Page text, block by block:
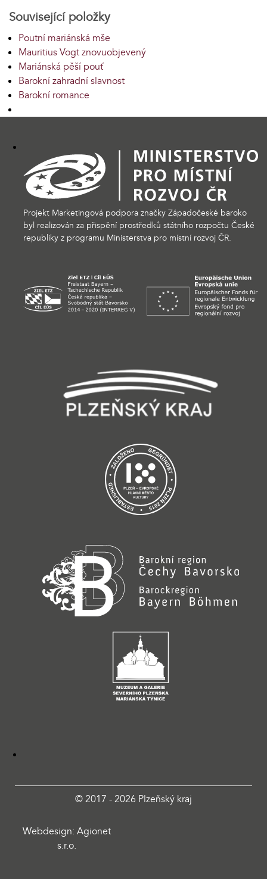
Související položky
Poutní mariánská mše
Mauritius Vogt znovuobjevený
Mariánská pěší pouť
Barokní zahradní slavnost
Barokní romance
Projekt Marketingová podpora značky Západočeské baroko
byl realizován za přispění prostředků státního rozpočtu České
republiky z programu Ministerstva pro místní rozvoj ČR.
© 2017 - 2026 Plzeňský kraj
Webdesign: Agionet
s.r.o.